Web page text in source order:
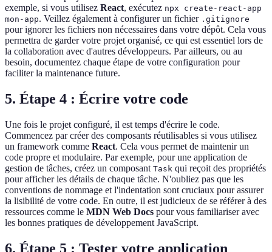
exemple, si vous utilisez React, exécutez npx create-react-app
mon-app. Veillez également à configurer un fichier .gitignore
pour ignorer les fichiers non nécessaires dans votre dépôt. Cela vous
permettra de garder votre projet organisé, ce qui est essentiel lors de
la collaboration avec d'autres développeurs. Par ailleurs, ou au
besoin, documentez chaque étape de votre configuration pour
faciliter la maintenance future.
5. Étape 4 : Écrire votre code
Une fois le projet configuré, il est temps d'écrire le code.
Commencez par créer des composants réutilisables si vous utilisez
un framework comme React. Cela vous permet de maintenir un
code propre et modulaire. Par exemple, pour une application de
gestion de tâches, créez un composant Task qui reçoit des propriétés
pour afficher les détails de chaque tâche. N'oubliez pas que les
conventions de nommage et l'indentation sont cruciaux pour assurer
la lisibilité de votre code. En outre, il est judicieux de se référer à des
ressources comme le MDN Web Docs pour vous familiariser avec
les bonnes pratiques de développement JavaScript.
6. Étape 5 : Tester votre application